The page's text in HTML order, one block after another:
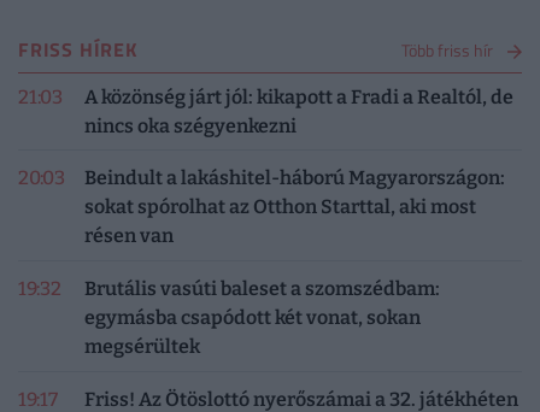
FRISS HÍREK Több friss hír
21:03
A közönség járt jól: kikapott a Fradi a Realtól, de
nincs oka szégyenkezni
20:03
Beindult a lakáshitel-háború Magyarországon:
sokat spórolhat az Otthon Starttal, aki most
résen van
19:32
Brutális vasúti baleset a szomszédbam:
egymásba csapódott két vonat, sokan
megsérültek
19:17 Friss! Az Ötöslottó nyerőszámai a 32. játékhéten